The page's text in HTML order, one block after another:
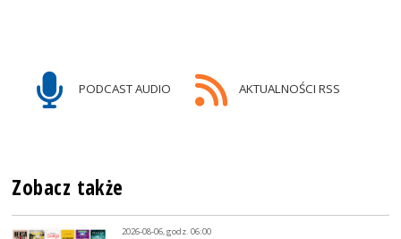
PODCAST AUDIO AKTUALNOŚCI RSS
Zobacz także
2026-08-06, godz. 06:00